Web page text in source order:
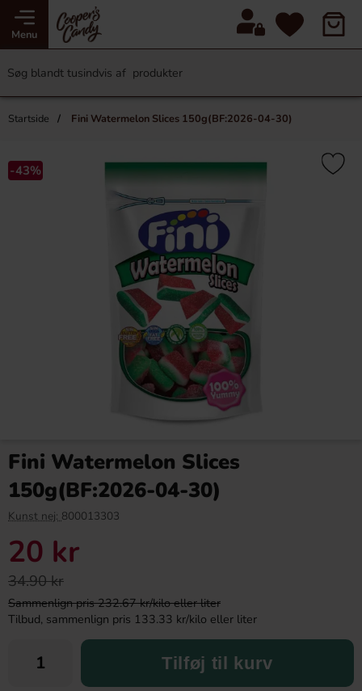
Menu
Startside Fini Watermelon Slices 150g(BF:2026-04-30)
-43%
Fini Watermelon Slices
150g(BF:2026-04-30)
Kunst nej: 800013303
20 kr
34.90 kr
Sammenlign pris 232.67 kr/kilo eller liter
Tilbud, sammenlign pris 133.33 kr/kilo eller liter
Tilføj til kurv